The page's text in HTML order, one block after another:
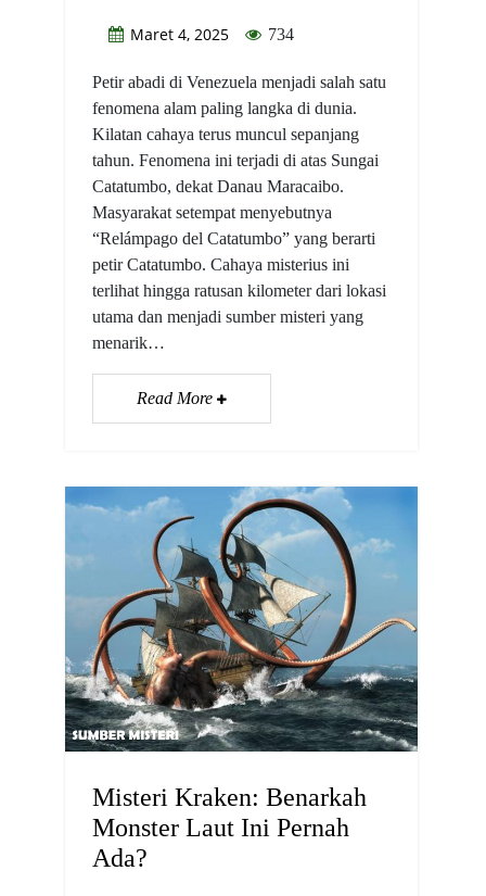
Maret 4, 2025 734
Petir abadi di Venezuela menjadi salah satu
fenomena alam paling langka di dunia.
Kilatan cahaya terus muncul sepanjang
tahun. Fenomena ini terjadi di atas Sungai
Catatumbo, dekat Danau Maracaibo.
Masyarakat setempat menyebutnya
“Relámpago del Catatumbo” yang berarti
petir Catatumbo. Cahaya misterius ini
terlihat hingga ratusan kilometer dari lokasi
utama dan menjadi sumber misteri yang
menarik…
Read More
Misteri Kraken: Benarkah
Monster Laut Ini Pernah
Ada?